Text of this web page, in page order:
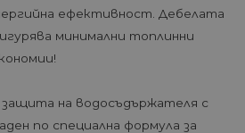
ефективност. Дебелата
минимални топлинни
защита на водосъдържателя с
по специална формула за